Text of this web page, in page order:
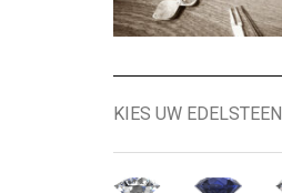
KIES UW EDELSTEEN